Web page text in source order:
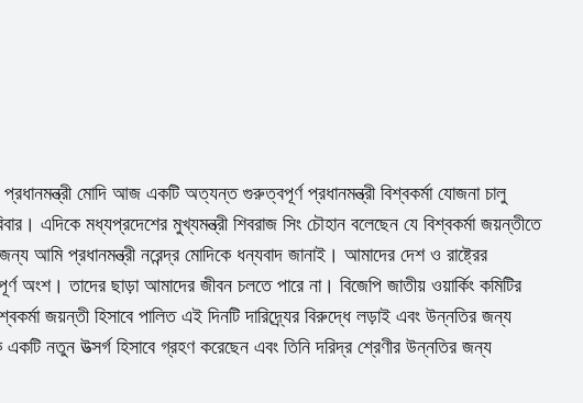
প্রধানমন্ত্রী মোদি আজ একটি অত্যন্ত গুরুত্বপূর্ণ প্রধানমন্ত্রী বিশ্বকর্মা যোজনা চালু
এদিকে মধ্যপ্রদেশের মুখ্যমন্ত্রী শিবরাজ সিং চৌহান বলেছেন যে বিশ্বকর্মা জয়ন্তীতে
জন্য আমি প্রধানমন্ত্রী নরেন্দ্র মোদিকে ধন্যবাদ জানাই। আমাদের দেশ ও রাষ্ট্রের
অংশ। তাদের ছাড়া আমাদের জীবন চলতে পারে না। বিজেপি জাতীয় ওয়ার্কিং কমিটির
জয়ন্তী হিসাবে পালিত এই দিনটি দারিদ্র্যের বিরুদ্ধে লড়াই এবং উন্নতির জন্য
একটি নতুন উত্সর্গ হিসাবে গ্রহণ করেছেন এবং তিনি দরিদ্র শ্রেণীর উন্নতির জন্য